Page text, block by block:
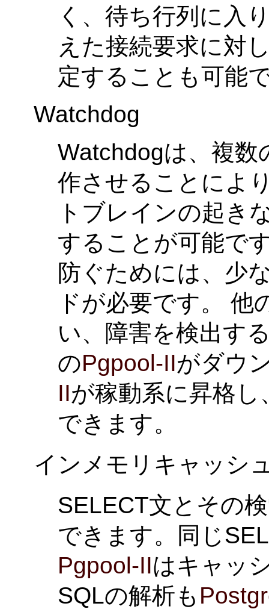
く、待ち行列に入
えた接続要求に対
定することも可能
Watchdog
Watchdogは、複数
作させることによ
トブレインの起き
することが可能で
防ぐためには、少
ドが必要です。 他
い、障害を検出す
のPgpool-IIがダウ
IIが稼動系に昇格
できます。
インメモリキャッシ
SELECT文とその
できます。同じ
Pgpool-IIはキャッ
SQLの解析も